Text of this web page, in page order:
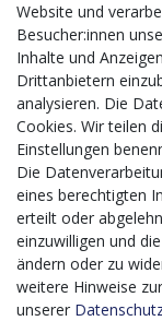
CMS-
von
Mit dem
20.12.2023 bis
bis 2027
eines Content-
künftig selbst
der effizienteren
Bearbeitung,
Inhalte
insbesondere für
Website und
Besucher:innen
Inhalte und
Drittanbietern
analysieren. Die
Cookies. Wir teilen
Einstellungen
Die
eines berechtigten
erteilt oder
einzuwilligen und
ändern oder zu
weitere Hinweise
unserer